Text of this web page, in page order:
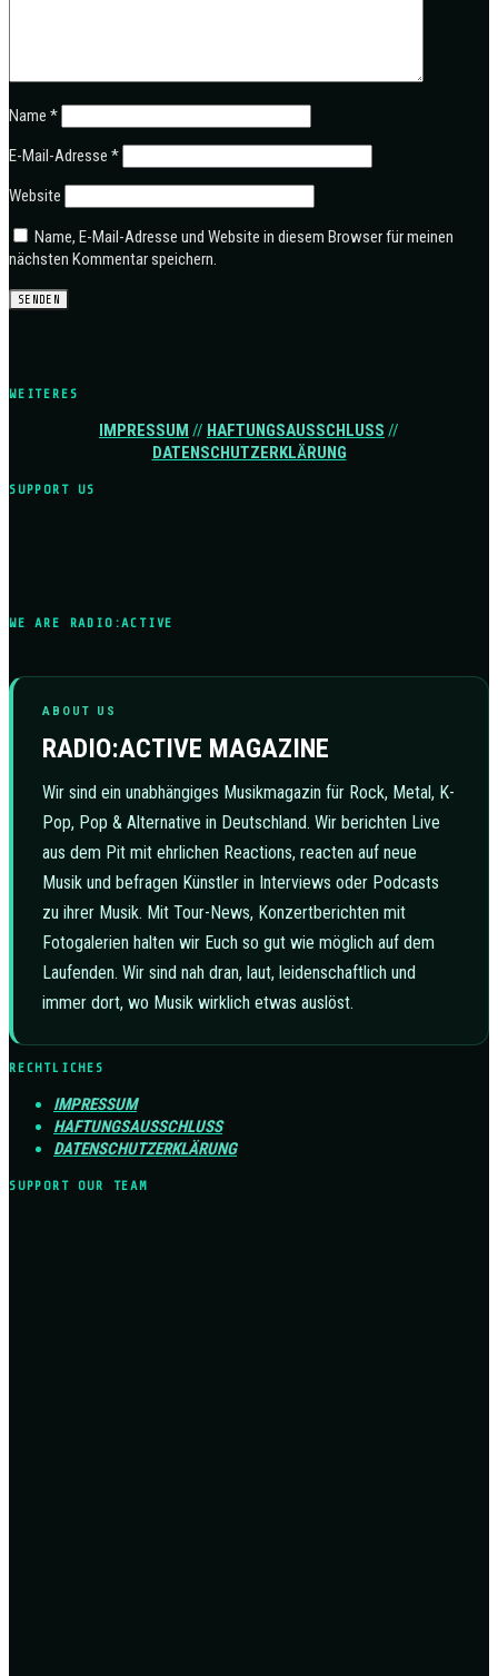
Name *
E-Mail-Adresse *
Website
Name, E-Mail-Adresse und Website in diesem Browser für meinen
nächsten Kommentar speichern.
WEITERES
IMPRESSUM // HAFTUNGSAUSSCHLUSS //
DATENSCHUTZERKLÄRUNG
SUPPORT US
WE ARE RADIO:ACTIVE
ABOUT US
RADIO:ACTIVE MAGAZINE
Wir sind ein unabhängiges Musikmagazin für Rock, Metal, K-
Pop, Pop & Alternative in Deutschland. Wir berichten Live
aus dem Pit mit ehrlichen Reactions, reacten auf neue
Musik und befragen Künstler in Interviews oder Podcasts
zu ihrer Musik. Mit Tour-News, Konzertberichten mit
Fotogalerien halten wir Euch so gut wie möglich auf dem
Laufenden. Wir sind nah dran, laut, leidenschaftlich und
immer dort, wo Musik wirklich etwas auslöst.
RECHTLICHES
IMPRESSUM
HAFTUNGSAUSSCHLUSS
DATENSCHUTZERKLÄRUNG
SUPPORT OUR TEAM